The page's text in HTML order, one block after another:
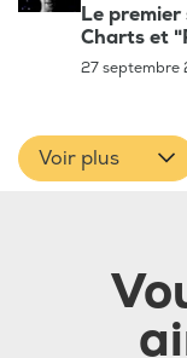
Le premier
Charts et
27 septembre
Voir plus